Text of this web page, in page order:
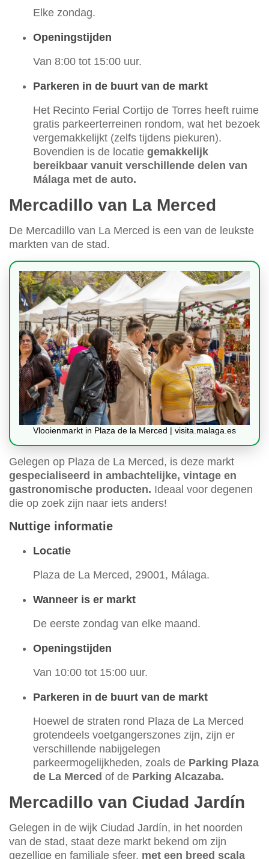
Elke zondag.
Openingstijden
Van 8:00 tot 15:00 uur.
Parkeren in de buurt van de markt
Het Recinto Ferial Cortijo de Torres heeft ruime
gratis parkeerterreinen rondom, wat het bezoek
vergemakkelijkt (zelfs tijdens piekuren).
Bovendien is de locatie gemakkelijk
bereikbaar vanuit verschillende delen van
Málaga met de auto.
Mercadillo van La Merced
De Mercadillo van La Merced is een van de leukste
markten van de stad.
Vlooienmarkt in Plaza de la Merced | visita.malaga.es
Gelegen op Plaza de La Merced, is deze markt
gespecialiseerd in ambachtelijke, vintage en
gastronomische producten. Ideaal voor degenen
die op zoek zijn naar iets anders!
Nuttige informatie
Locatie
Plaza de La Merced, 29001, Málaga.
Wanneer is er markt
De eerste zondag van elke maand.
Openingstijden
Van 10:00 tot 15:00 uur.
Parkeren in de buurt van de markt
Hoewel de straten rond Plaza de La Merced
grotendeels voetgangerszones zijn, zijn er
verschillende nabijgelegen
parkeermogelijkheden, zoals de Parking Plaza
de La Merced of de Parking Alcazaba.
Mercadillo van Ciudad Jardín
Gelegen in de wijk Ciudad Jardín, in het noorden
van de stad, staat deze markt bekend om zijn
gezellige en familiale sfeer, met een breed scala